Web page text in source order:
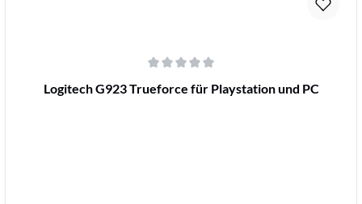
Durchschnittliche Bewertung von 0 von 5 Sternen
Logitech G923 Trueforce für Playstation und PC